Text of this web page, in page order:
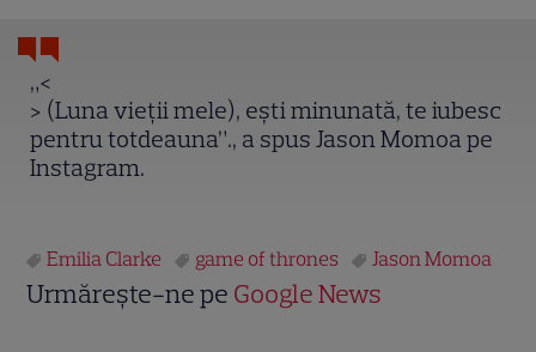
„<
> (Luna vieții mele), ești minunată, te iubesc
pentru totdeauna”., a spus Jason Momoa pe
Instagram.
Emilia Clarke game of thrones Jason Momoa
Urmărește-ne pe Google News